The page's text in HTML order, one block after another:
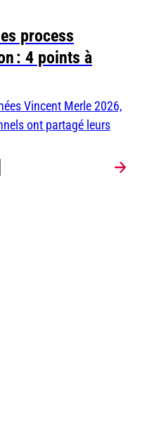
process
: 4 points à
Vincent Merle 2026,
ont partagé leurs